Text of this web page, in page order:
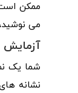
ممکن
می
آزمایش
شما یک
نشانه